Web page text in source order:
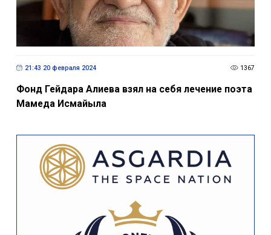
21:43 20 февраля 2024 1367
Фонд Гейдара Алиева взял на себя лечение поэта
Мамеда Исмайыла